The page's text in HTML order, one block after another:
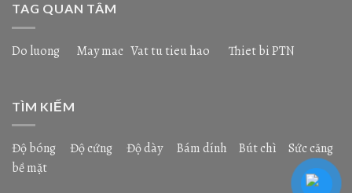
TAG QUAN TÂM
Do luong May mac Vat tu tieu hao Thiet bi PTN
TÌM KIẾM
Độ bóng Độ cứng Độ dày Bám dính Bút chì
Sức căng
bề mặt